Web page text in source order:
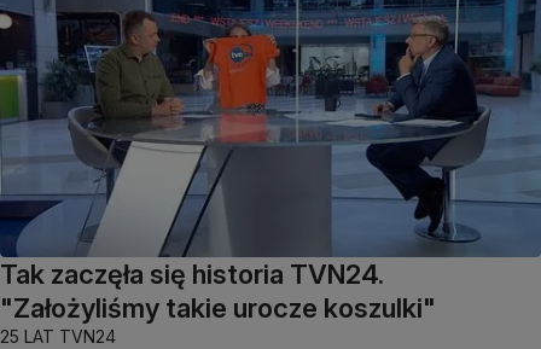
Tak zaczęła się historia TVN24.
"Założyliśmy takie urocze koszulki"
25 LAT TVN24